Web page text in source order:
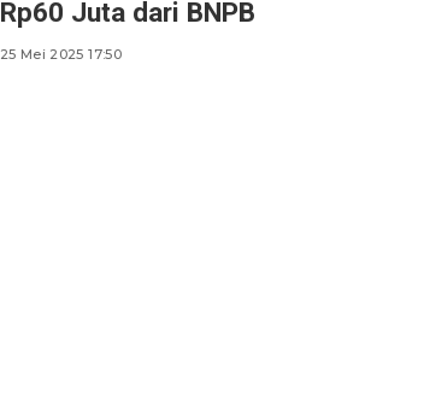
Rp60 Juta dari BNPB
25 Mei 2025 17:50